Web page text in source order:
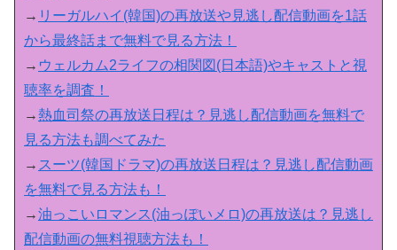
→ リーガルハイ(韓国)の再放送や見逃し配信動画を1話
から最終話まで無料で見る方法！
→ ウェルカム2ライフの相関図(日本語)やキャストと視
聴率を調査！
→熱血司祭の再放送日程は？見逃し配信動画を無料で
見る方法も調べてみた
→ スーツ(韓国ドラマ)の再放送日程は？見逃し配信動画
を無料で見る方法も！
→油っこいロマンス(油っぽいメロ)の再放送は？見逃し
配信動画の無料視聴方法も！